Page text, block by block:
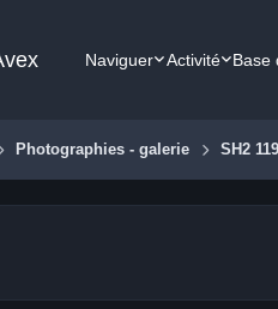
Naviguer Activité Base
Photographies - galerie SH2